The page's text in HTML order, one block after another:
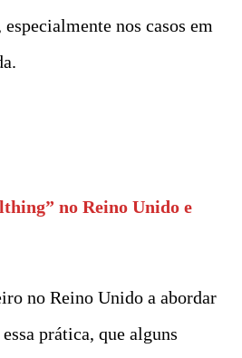
nos casos em
no Reino Unido e
no Reino Unido a abordar
prática, que alguns